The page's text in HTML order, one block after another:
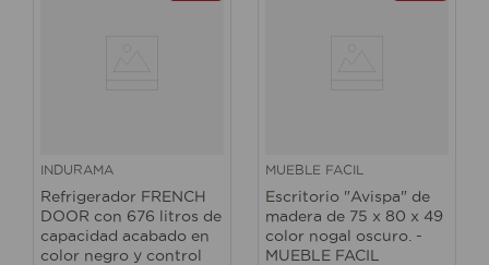
INDURAMA
Refrigerador FRENCH
DOOR con 676 litros de
capacidad acabado en
color negro y control
MUEBLE FACIL
Escritorio "Avispa" de
madera de 75 x 80 x 49
color nogal oscuro. -
MUEBLE FACIL